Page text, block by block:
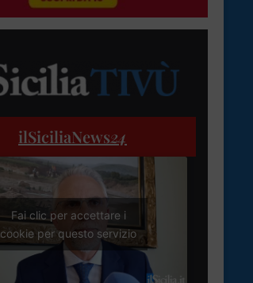
ilSiciliaNews24
Fai clic per accettare i
cookie per questo servizio